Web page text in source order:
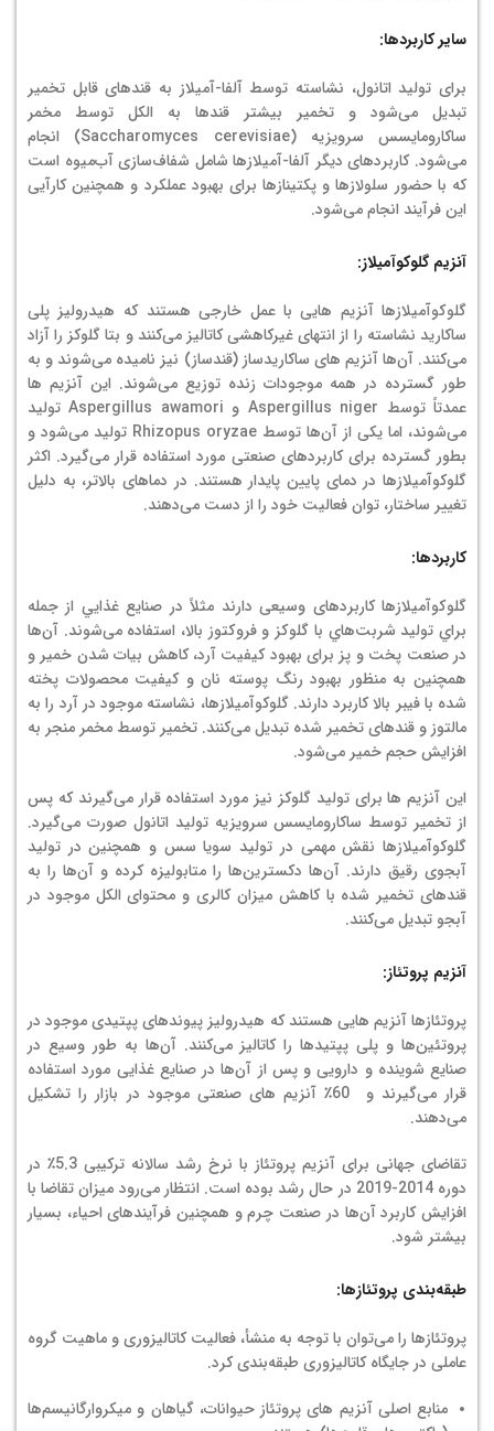
سایر کاربردها:
برای تولید اتانول، نشاسته توسط آلفا-آمیلاز به قندهای قابل تخمیر
تبدیل می‌شود و تخمیر بیشتر قندها به الکل توسط مخمر
ساکارومایسس سرویزیه (Saccharomyces cerevisiae) انجام
می‌شود. کاربردهای دیگر آلفا-آمیلازها شامل شفاف‌سازی آب‌میوه است
که با حضور سلولازها و پکتینازها برای بهبود عملکرد و همچنین کارآیی
این فرآیند انجام می‌شود.
آنزیم گلوکوآمیلاز:
گلوكوآمیلازها آنزیم هایی با عمل خارجی هستند كه هیدرولیز پلی
ساکارید نشاسته را از انتهای غیرکاهشی کاتالیز می‌کنند و بتا گلوکز را آزاد
می‌کنند. آن‌ها آنزیم های ساکاریدساز (قندساز) نیز نامیده می‌شوند و به
طور گسترده در همه موجودات زنده توزیع می‌شوند. این آنزیم ها
عمدتاً توسط Aspergillus niger و Aspergillus awamori تولید
می‌شوند، اما یکی از آن‌ها توسط Rhizopus oryzae تولید می‌شود و
بطور گسترده برای کاربردهای صنعتی مورد استفاده قرار می‌گیرد. اکثر
گلوکوآمیلازها در دمای پایین پایدار هستند. در دماهای بالاتر، به دلیل
تغییر ساختار، توان فعالیت خود را از دست می‌دهند.
کاربردها:
گلوكوآميلازها کاربردهای وسیعی دارند مثلاً در صنايع غذايي از جمله
براي توليد شربت‌هاي با گلوكز و فروكتوز بالا، استفاده می‌شوند. آن‌ها
در صنعت پخت و پز برای بهبود کیفیت آرد، کاهش بیات شدن خمیر و
همچنین به منظور بهبود رنگ پوسته نان و کیفیت محصولات پخته
شده با فیبر بالا کاربرد دارند. گلوکوآمیلازها، نشاسته موجود در آرد را به
مالتوز و قندهای تخمیر شده تبدیل می‌کنند. تخمیر توسط مخمر منجر به
افزایش حجم خمیر می‌شود.
این آنزیم ها برای تولید گلوکز نیز مورد استفاده قرار می‌گیرند که پس
از تخمیر توسط ساکارومایسس سرویزیه تولید اتانول صورت می‌گیرد.
گلوکوآمیلازها نقش مهمی در تولید سویا سس و همچنین در تولید
آبجوی رقیق دارند. آن‌ها دکسترین‌ها را متابولیزه کرده و آن‌ها را به
قندهای تخمیر شده با کاهش میزان کالری و محتوای الکل موجود در
آبجو تبدیل می‌کنند.
آنزیم پروتئاز:
پروتئازها آنزیم هایی هستند که هیدرولیز پیوندهای پپتیدی موجود در
پروتئین‌ها و پلی پپتیدها را کاتالیز می‌کنند. آن‌ها به طور وسیع در
صنایع شوینده و دارویی و پس از آن‌ها در صنایع غذایی مورد استفاده
قرار می‌گیرند و 60٪ آنزیم های صنعتی موجود در بازار را تشکیل
می‌دهند.
تقاضای جهانی برای آنزیم پروتئاز با نرخ رشد سالانه ترکیبی 5.3٪ در
دوره 2014-2019 در حال رشد بوده است. انتظار می‌رود میزان تقاضا با
افزایش کاربرد آن‌ها در صنعت چرم و همچنین فرآیندهای احیاء، بسیار
بیشتر شود.
طبقه‌بندی پروتئازها:
پروتئازها را می‌توان با توجه به منشأ، فعالیت کاتالیزوری و ماهیت گروه
عاملی در جایگاه کاتالیزوری طبقه‌بندی کرد.
منابع اصلی آنزیم های پروتئاز حیوانات، گیاهان و میکروارگانیسم‌ها